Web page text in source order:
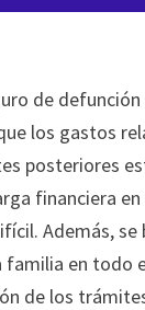
de defunción
los gastos
posteriores
financiera
Además, se
familia en todo
de los